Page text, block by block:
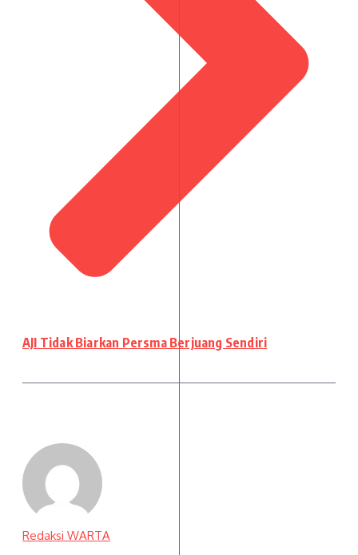
AJI Tidak Biarkan Persma Berjuang Sendiri
Redaksi WARTA